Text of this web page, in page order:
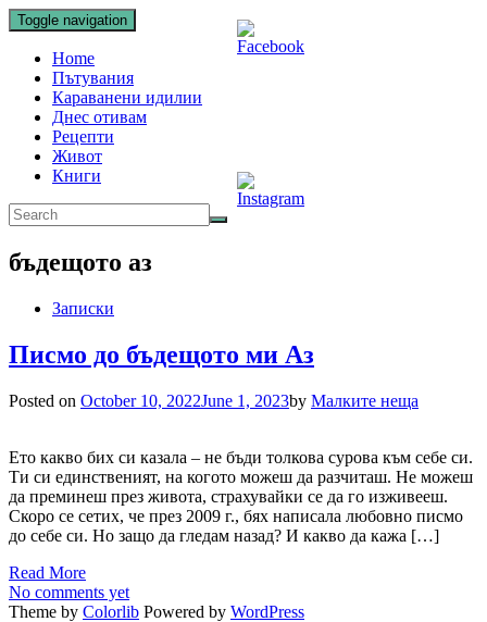
Toggle navigation
Home
Пътувания
Караванени идилии
Днес отивам
Рецепти
Живот
Книги
бъдещото аз
Записки
Писмо до бъдещото ми Аз
Posted on October 10, 2022June 1, 2023by Малките неща
Ето какво бих си казала – не бъди толкова сурова към себе си.
Ти си единственият, на когото можеш да разчиташ. Не можеш
да преминеш през живота, страхувайки се да го изживееш.
Скоро се сетих, че през 2009 г., бях написала любовно писмо
до себе си. Но защо да гледам назад? И какво да кажа […]
Read More
No comments yet
Theme by Colorlib Powered by WordPress